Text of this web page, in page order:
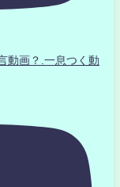
画？.一息つく動